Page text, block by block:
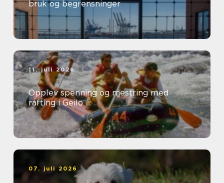
bruk og begrensninger
11. juli 2026
Opplev spenning og mestring med
rafting i Geilo
07. juli 2026